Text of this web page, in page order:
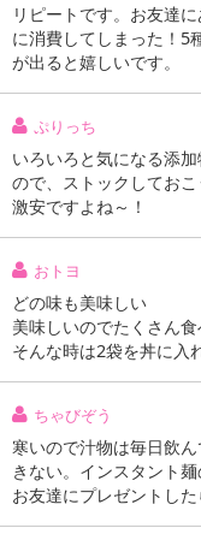
リピートです。お友達
に消費してしまった！5
が出ると嬉しいです。
ぷりっち
いろいろと気になる添
ので、ストックしておこ
激安ですよね～！
おトヨ
どの味も美味しい
美味しいのでたくさん
そんな時は2袋を丼に入
ちゃびぞう
寒いので汁物は毎日飲
きない。インスタント
お友達にプレゼントした